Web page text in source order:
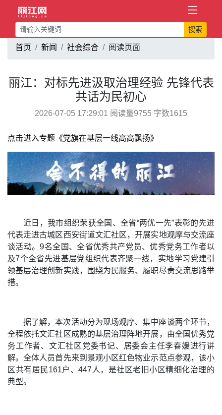
搜索
首页 新闻 社会综合 阅读页面
丽江：对标先进汲取治理经验 先锋代表
共话为民初心
2026-07-05 17:29:01 阅读量9755 字数1615
点击进入专题《党旗在基层一线高高飘扬》
近日，我市组织荣获全国、全省“两优一先”表彰的先进
代表走进古城区西安街道文汇社区，开展实地观摩与交流座
谈活动。9名全国、全省优秀共产党员、优秀党务工作者以
及7个全省先进基层党组织代表齐聚一线，实地学习党建引
领基层治理创新实践，围绕为民服务、履职尽责交流思路举
措。
据了解，本次活动分为现场观摩、集中座谈两个环节，
全程依托文汇社区成熟的基层治理阵地开展，由全国优秀党
务工作者、文汇社区党委书记、居委会主任李春媛进行讲
解。全体人员首先来到景观小区红色物业示范点参观，该小
区共有居民161户、447人，是社区老旧小区精细化治理的
典型。